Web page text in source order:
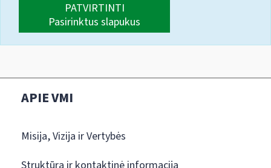
PATVIRTINTI
Pasirinktus slapukus
APIE VMI
Misija, Vizija ir Vertybės